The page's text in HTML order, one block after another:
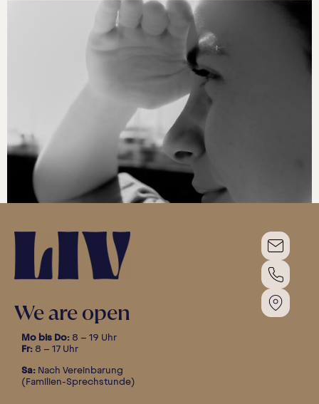
We are open
Mo bis Do: 8 – 19 Uhr
Fr: 8 – 17 Uhr
Sa: Nach Vereinbarung
(Familien-Sprechstunde)